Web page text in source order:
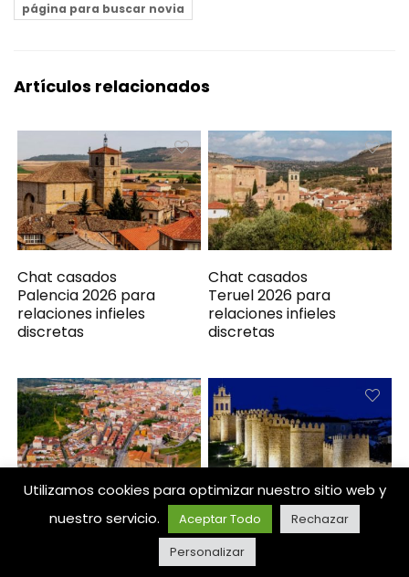
página para buscar novia
Artículos relacionados
Chat casados
Palencia 2026 para
relaciones infieles
discretas
Chat casados
Teruel 2026 para
relaciones infieles
discretas
Chat casados Soria 2026
para relaciones infieles
Chat casados Ávila 2026
para relaciones infieles
discretas
Utilizamos cookies para optimizar nuestro sitio web y
nuestro servicio.
Aceptar Todo
Rechazar
Personalizar